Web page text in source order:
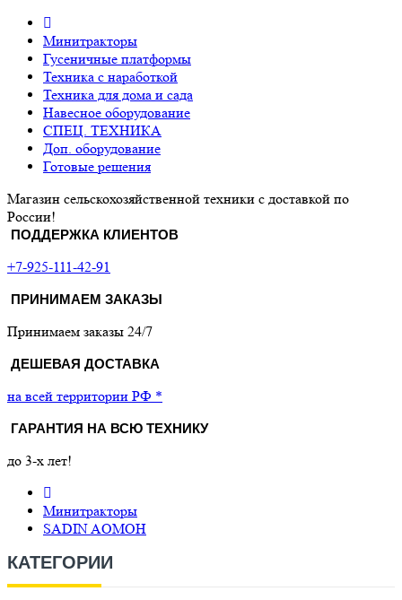
Минитракторы
Гусеничные платформы
Техника с наработкой
Техника для дома и сада
Навесное оборудование
СПЕЦ. ТЕХНИКА
Доп. оборудование
Готовые решения
Магазин сельскохозяйственной техники с доставкой по
России!
ПОДДЕРЖКА КЛИЕНТОВ
+7-925-111-42-91
ПРИНИМАЕМ ЗАКАЗЫ
Принимаем заказы 24/7
ДЕШЕВАЯ ДОСТАВКА
на всей территории РФ *
ГАРАНТИЯ НА ВСЮ ТЕХНИКУ
до 3-х лет!
Минитракторы
SADIN AOMOH
КАТЕГОРИИ